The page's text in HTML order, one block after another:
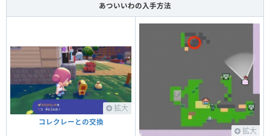
あついいわの入手方法
拡大
コレクレーとの交換
拡大